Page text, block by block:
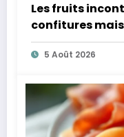
Les fruits
confitures
plus légères
5 Août 2026